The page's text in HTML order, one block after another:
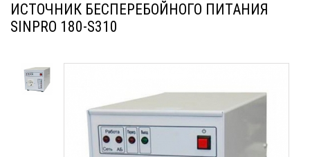
ИСТОЧНИК БЕСПЕРЕБОЙНОГО ПИТАНИЯ
SINPRO 180-S310